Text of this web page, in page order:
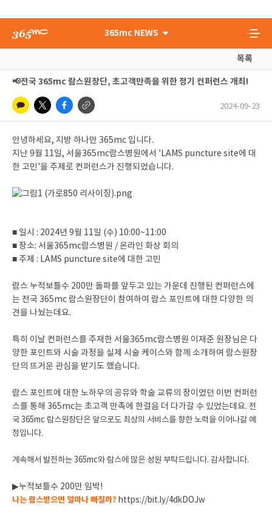
365mc NEWS
목록
📢전국 365mc 람스원장단, 초고객만족을 위한 정기 컨퍼런스 개최!
2024-09-23
안녕하세요, 지방 하나만 365mc 입니다.
지난 9월 11일, 서울365mc람스병원에서 'LAMS puncture site에 대
한 고민'을 주제로 컨퍼런스가 진행되었습니다.
■ 일시 : 2024년 9월 11일 (수) 10:00~11:00
■ 장소: 서울365mc람스병원 / 온라인 화상 회의
■ 주제 : LAMS puncture site에 대한 고민
람스 누적보틀수 200만 돌파를 앞두고 있는 가운데 진행된 컨퍼런스에
는 전국 365mc 람스원장단이 참여하여 람스 포인트에 대한 다양한 의
견을 나눴는데요.
특히 이날 컨퍼런스를 주재한 서울365mc람스병원 이재준 원장님은 다
양한 포인트와 시술 과정을 실제 시술 케이스와 함께 소개하여 람스원장
단의 뜨거운 관심을 받기도 했습니다.
람스 포인트에 대한 노하우의 공유와 학술 교류의 장이었던 이번 컨퍼런
스를 통해 365mc는 초고객 만족에 한걸음 더 다가갈 수 있었는데요. 전
국 365mc 람스원장단은 앞으로도 최상의 서비스를 향한 노력을 이어나갈 예
정입니다.
계속해서 발전하는 365mc와 람스에 많은 성원 부탁드립니다. 감사합니다.
▶누적보틀수 200만 임박!
나는 람스받으면 얼마나 빠질까? https://bit.ly/4dkDOJw